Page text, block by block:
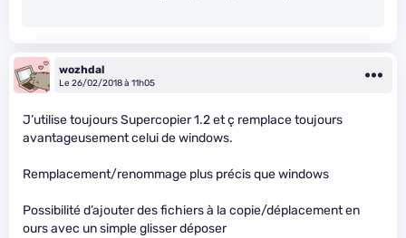
wozhdal
Le 26/02/2018 à 11h05
J’utilise toujours Supercopier 1.2 et ç remplace toujours
avantageusement celui de windows.
Remplacement/renommage plus précis que windows
Possibilité d’ajouter des fichiers à la copie/déplacement en
ours avec un simple glisser déposer